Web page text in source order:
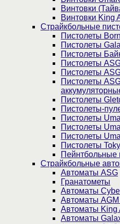
Винтовки
Винтовки King
Страйкбольные
Пистолеты
Пистолеты
Пистолеты
Пистолеты
Пистолеты
Пистолеты
Пистолеты
Пистолеты-
Пистолеты
Пистолеты
Пистолеты
Пистолеты
Пейнтбольные
Страйкбольные
Автоматы ASG
Гранатометы
Автоматы
Автоматы AGM
Автоматы King
Автоматы